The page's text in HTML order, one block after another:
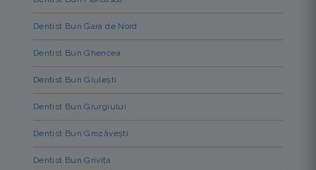
Dentist Bun Gara de Nord
Dentist Bun Ghencea
Dentist Bun Giulești
Dentist Bun Giurgiului
Dentist Bun Grozăvești
Dentist Bun Grivița